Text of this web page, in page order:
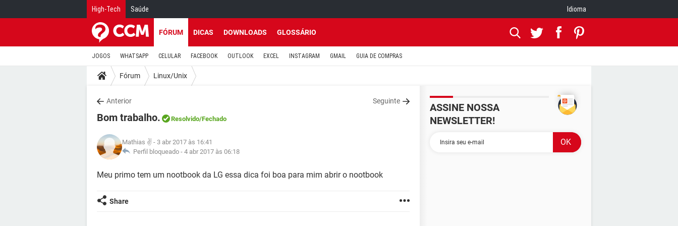
High-Tech Saúde Idioma
FÓRUM DICAS DOWNLOADS GLOSSÁRIO
JOGOS WHATSAPP CELULAR FACEBOOK OUTLOOK EXCEL INSTAGRAM GMAIL GUIA DE COMPRAS
Fórum Linux/Unix
Anterior Seguinte
Bom trabalho. Resolvido/Fechado
Mathias ✌ - 3 abr 2017 às 16:41
Perfil bloqueado - 4 abr 2017 às 06:18
Meu primo tem um nootbook da LG essa dica foi boa para mim abrir o nootbook
Share
ASSINE NOSSA
NEWSLETTER!